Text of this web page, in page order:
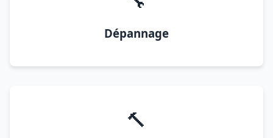
Dépannage
🔨